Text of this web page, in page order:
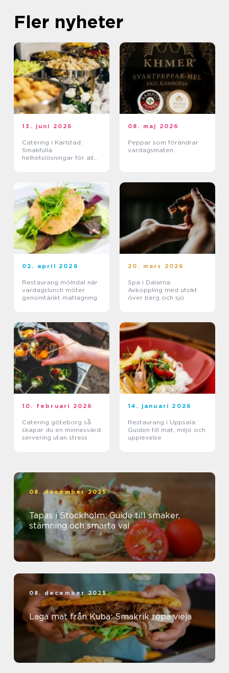
Fler nyheter
13. juni 2026
Catering i Karlstad:
Smakfulla
helhetslösningar för alla
08. maj 2026
Peppar som förändrar
vardagsmaten
02. april 2026
Restaurang mölndal när
vardagslunch möter
genomtänkt matlagning
20. mars 2026
Spa i Dalarna:
Avkoppling med utsikt
över berg och sjö
10. februari 2026
Catering göteborg så
skapar du en minnesvärd
servering utan stress
14. januari 2026
Restaurang i Uppsala:
Guiden till mat, miljö och
upplevelse
08. december 2025
Tapas i Stockholm: Guide till smaker,
stämning och smarta val
08. december 2025
Laga mat från Kuba: Smakrik ropa vieja